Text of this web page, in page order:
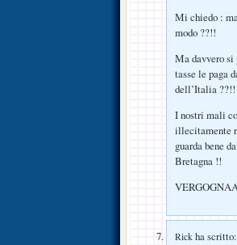
Mi chiedo :
modo ??!!
Ma davvero si
tasse le paga
dell’Italia ??!!
I nostri mali
illecitamente
guarda bene
Bretagna !!
Rick ha scritto: